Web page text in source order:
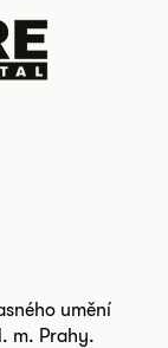
umění
m. Prahy.